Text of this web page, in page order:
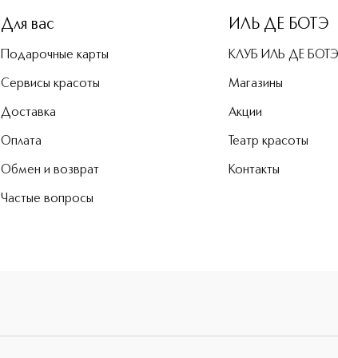
Для вас
Подарочные карты
Сервисы красоты
Доставка
Оплата
Обмен и возврат
Частые вопросы
ИЛЬ ДЕ БОТЭ
КЛУБ ИЛЬ ДЕ БОТЭ
Магазины
Акции
Театр красоты
Контакты